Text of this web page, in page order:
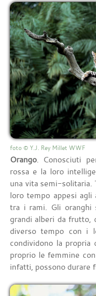
foto © Y.J. Rey Millet WWF
Orango. Conosciuti
rossa e la loro
una vita semi-solitaria.
loro tempo appesi agli
tra i rami. Gli oranghi
grandi alberi da frutto,
diverso tempo con i
condividono la
proprio le femmine
infatti, possono durare